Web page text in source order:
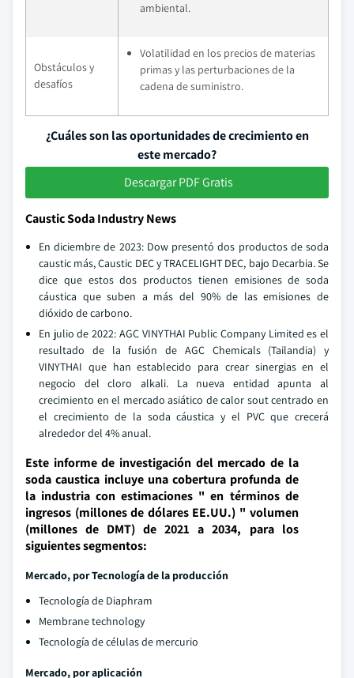
ambiental.
Obstáculos y
desafíos
Volatilidad en los precios de materias
primas y las perturbaciones de la
cadena de suministro.
¿Cuáles son las oportunidades de crecimiento en
este mercado?
Descargar PDF Gratis
Caustic Soda Industry News
En diciembre de 2023: Dow presentó dos productos de soda
caustic más, Caustic DEC y TRACELIGHT DEC, bajo Decarbia. Se
dice que estos dos productos tienen emisiones de soda
cáustica que suben a más del 90% de las emisiones de
dióxido de carbono.
En julio de 2022: AGC VINYTHAI Public Company Limited es el
resultado de la fusión de AGC Chemicals (Tailandia) y
VINYTHAI que han establecido para crear sinergias en el
negocio del cloro alkali. La nueva entidad apunta al
crecimiento en el mercado asiático de calor sout centrado en
el crecimiento de la soda cáustica y el PVC que crecerá
alrededor del 4% anual.
Este informe de investigación del mercado de la
soda caustica incluye una cobertura profunda de
la industria con estimaciones " en términos de
ingresos (millones de dólares EE.UU.) " volumen
(millones de DMT) de 2021 a 2034, para los
siguientes segmentos:
Mercado, porTecnología de la producción
Tecnología de Diaphram
Membrane technology
Tecnología de células de mercurio
Mercado, por aplicación